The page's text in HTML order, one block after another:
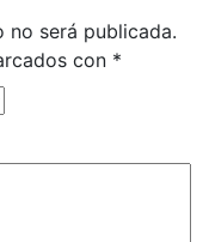
será publicada.
con *